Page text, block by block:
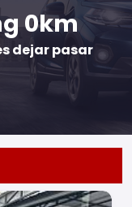
0km
dejar pasar